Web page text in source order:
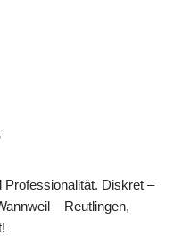
Professionalität. Diskret –
– Reutlingen,